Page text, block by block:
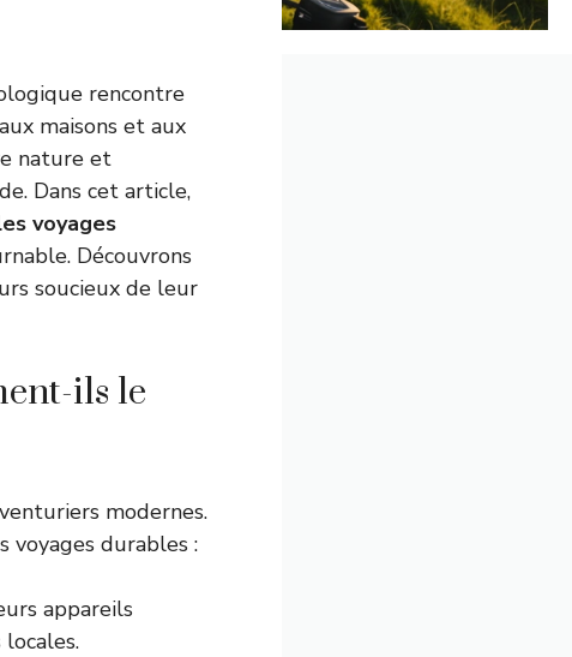
rencontre
maisons et aux
nature et
Dans cet article,
voyages
Découvrons
soucieux de leur
ils le
modernes.
voyages durables :
appareils